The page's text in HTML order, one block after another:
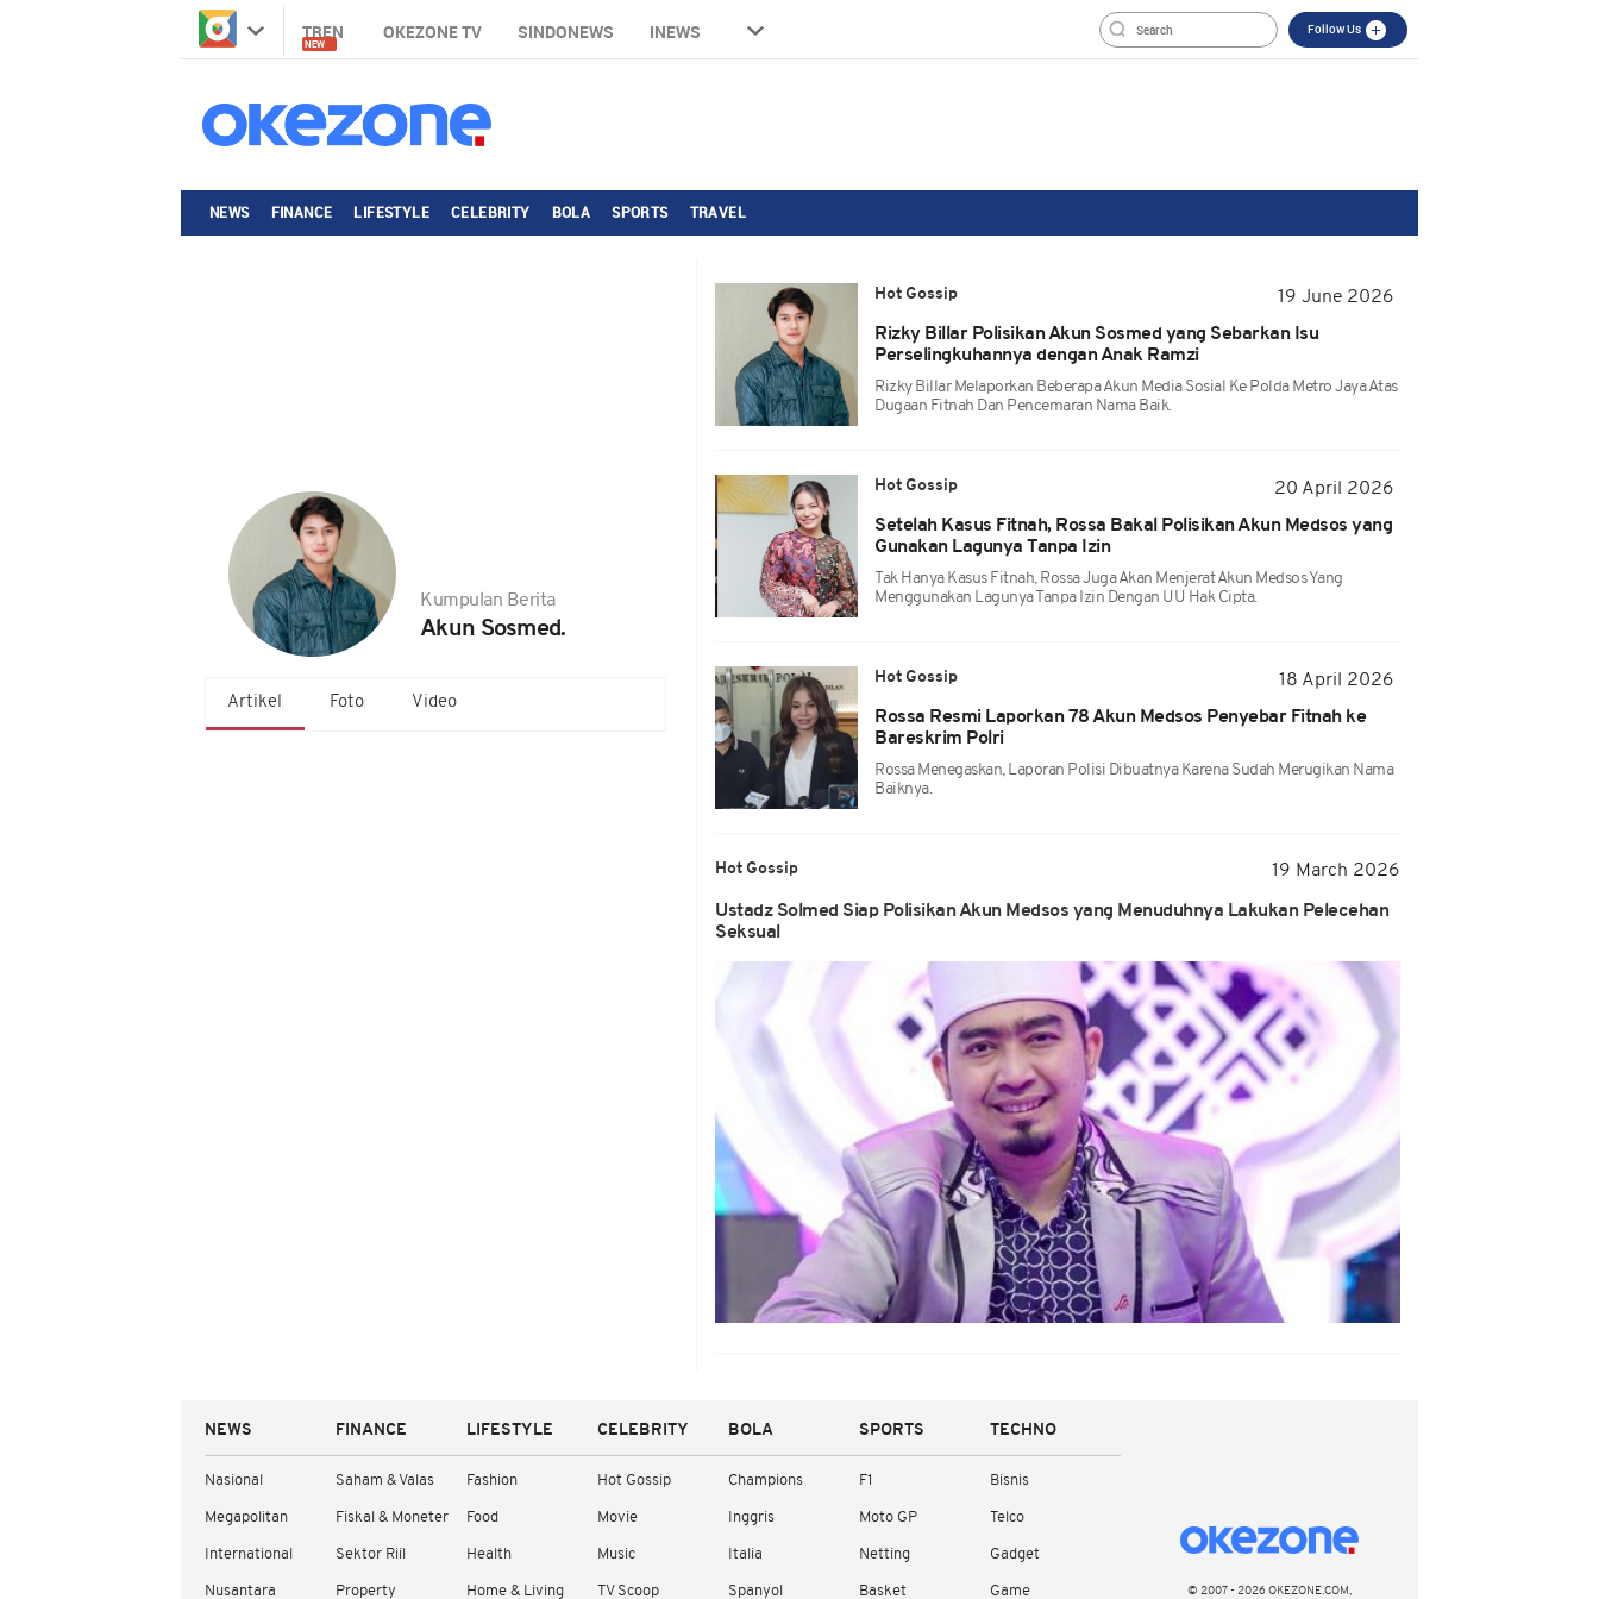
TREN
NEW
OKEZONE TV SINDONEWS INEWS Follow Us
NEWS FINANCE LIFESTYLE CELEBRITY BOLA SPORTS TRAVEL
Kumpulan Berita
Akun Sosmed.
Artikel Foto Video
Hot Gossip
19 June 2026
Rizky Billar Polisikan Akun Sosmed yang Sebarkan Isu
Perselingkuhannya dengan Anak Ramzi
Rizky Billar Melaporkan Beberapa Akun Media Sosial Ke Polda Metro Jaya Atas
Dugaan Fitnah Dan Pencemaran Nama Baik.
Hot Gossip
20 April 2026
Setelah Kasus Fitnah, Rossa Bakal Polisikan Akun Medsos yang
Gunakan Lagunya Tanpa Izin
Tak Hanya Kasus Fitnah, Rossa Juga Akan Menjerat Akun Medsos Yang
Menggunakan Lagunya Tanpa Izin Dengan UU Hak Cipta.
Hot Gossip
18 April 2026
Rossa Resmi Laporkan 78 Akun Medsos Penyebar Fitnah ke
Bareskrim Polri
Rossa Menegaskan, Laporan Polisi Dibuatnya Karena Sudah Merugikan Nama
Baiknya.
Hot Gossip 19 March 2026
Ustadz Solmed Siap Polisikan Akun Medsos yang Menuduhnya Lakukan Pelecehan
Seksual
NEWS
Nasional
Megapolitan
International
Nusantara
FINANCE
Saham & Valas
Fiskal & Moneter
Sektor Riil
Property
LIFESTYLE
Fashion
Food
Health
Home & Living
CELEBRITY
Hot Gossip
Movie
Music
TV Scoop
BOLA
Champions
Inggris
Italia
Spanyol
SPORTS
F1
Moto GP
Netting
Basket
TECHNO
Bisnis
Telco
Gadget
Game © 2007 - 2026 OKEZONE.COM,